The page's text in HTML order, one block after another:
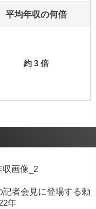
平均年収の何倍
約 3 倍
記者会見に登場する勅
年